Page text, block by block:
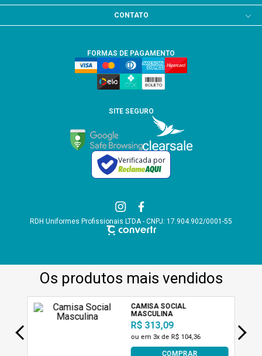
CONTATO
SITE SEGURO
Verificada por
FORMAS DE PAGAMENTO
RDH Uniformes Profissionais LTDA - CNPJ: 17.904.902/0001-55
A AB Uniformes utiliza tecnologias de acordo com nossa política de
privacidade e termos de uso, incluindo cookies. Ao permanecer navegando,